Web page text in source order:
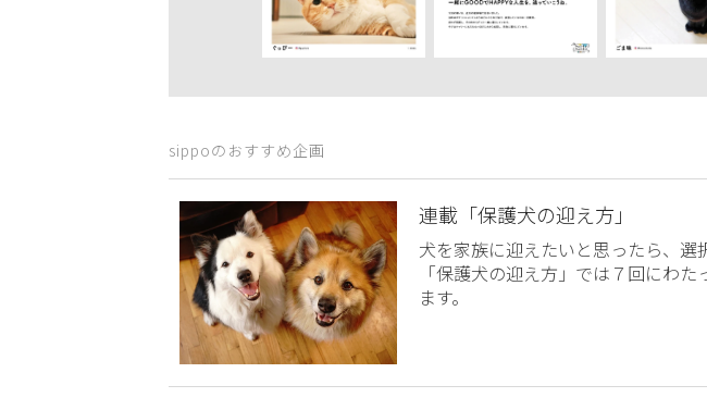
sippoのおすすめ企画
連載「保護犬の迎え方」
犬を家族に迎えたいと思ったら、
「保護犬の迎え方」では７回にわ
ます。